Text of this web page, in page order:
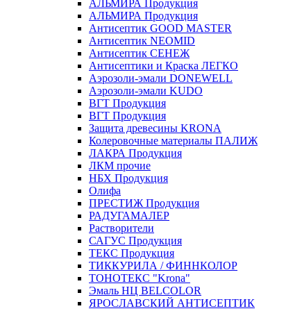
АЛЬМИРА Продукция
АЛЬМИРА Продукция
Антисептик GOOD MASTER
Антисептик NEOMID
Антисептик СЕНЕЖ
Антисептики и Краска ЛЕГКО
Аэрозоли-эмали DONEWELL
Аэрозоли-эмали KUDO
ВГТ Продукция
ВГТ Продукция
Защита древесины KRONA
Колеровочные материалы ПАЛИЖ
ЛАКРА Продукция
ЛКМ прочие
НБХ Продукция
Олифа
ПРЕСТИЖ Продукция
РАДУГАМАЛЕР
Растворители
САГУС Продукция
ТЕКС Продукция
ТИККУРИЛА / ФИННКОЛОР
ТОНОТЕКС "Krona"
Эмаль НЦ BELCOLOR
ЯРОСЛАВСКИЙ АНТИСЕПТИК